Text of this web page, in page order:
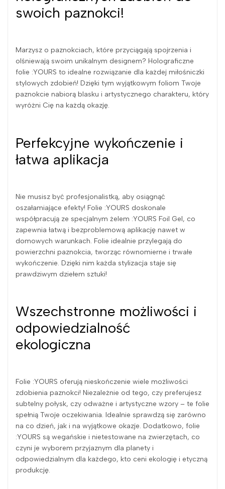
swoich paznokci!
Marzysz o paznokciach, które przyciągają spojrzenia i
olśniewają swoim unikalnym designem? Holograficzne
folie :YOURS to idealne rozwiązanie dla każdej miłośniczki
stylowych zdobień! Dzięki tym wyjątkowym foliom Twoje
paznokcie nabiorą blasku i artystycznego charakteru, który
wyróżni Cię na każdą okazję.
Perfekcyjne wykończenie i
łatwa aplikacja
Nie musisz być profesjonalistką, aby osiągnąć
oszałamiające efekty! Folie :YOURS doskonale
współpracują ze specjalnym żelem :YOURS Foil Gel, co
zapewnia łatwą i bezproblemową aplikację nawet w
domowych warunkach. Folie idealnie przylegają do
powierzchni paznokcia, tworząc równomierne i trwałe
wykończenie. Dzięki nim każda stylizacja staje się
prawdziwym dziełem sztuki!
Wszechstronne możliwości i
odpowiedzialność
ekologiczna
Folie :YOURS oferują nieskończenie wiele możliwości
zdobienia paznokci! Niezależnie od tego, czy preferujesz
subtelny połysk, czy odważne i artystyczne wzory – te folie
spełnią Twoje oczekiwania. Idealnie sprawdzą się zarówno
na co dzień, jak i na wyjątkowe okazje. Dodatkowo, folie
:YOURS są wegańskie i nietestowane na zwierzętach, co
czyni je wyborem przyjaznym dla planety i
odpowiedzialnym dla każdego, kto ceni ekologię i etyczną
produkcję.